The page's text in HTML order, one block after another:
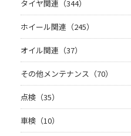
タイヤ関連（344）
ホイール関連（245）
オイル関連（37）
その他メンテナンス（70）
点検（35）
車検（10）